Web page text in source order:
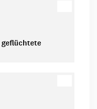
geflüchtete